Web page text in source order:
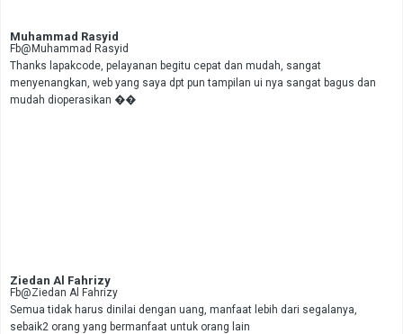
Muhammad Rasyid
Fb@Muhammad Rasyid
Thanks lapakcode, pelayanan begitu cepat dan mudah, sangat
menyenangkan, web yang saya dpt pun tampilan ui nya sangat bagus dan
mudah dioperasikan ��
Ziedan Al Fahrizy
Fb@Ziedan Al Fahrizy
Semua tidak harus dinilai dengan uang, manfaat lebih dari segalanya,
sebaik2 orang yang bermanfaat untuk orang lain